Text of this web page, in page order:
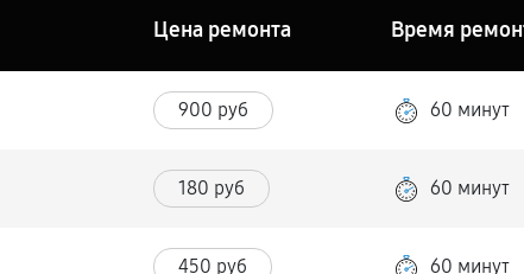
Цена ремонта Время
900 руб 60 минут
180 руб 60 минут
450 руб 60 минут